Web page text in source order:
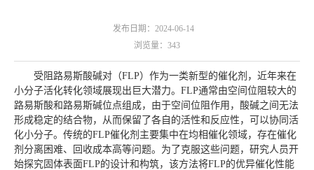
发布日期：2024-06-14
浏览量： 343
受阻路易斯酸碱对（FLP）作为一类新型的催化剂，近年来在
小分子活化转化领域展现出巨大潜力。FLP通常由空间位阻较大的
路易斯酸和路易斯碱位点组成，由于空间位阻作用，酸碱之间无法
形成稳定的结合物，从而保留了各自的活性和反应性，可以协同活
化小分子。传统的FLP催化剂主要集中在均相催化领域，存在催化
剂分离困难、回收成本高等问题。为了克服这些问题，研究人员开
始探究固体表面FLP的设计和构筑，该方法将FLP的优异催化性能